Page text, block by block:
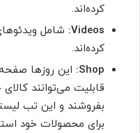
کرده‌اند.
Videos: شامل
کرده‌اند.
Shop: این روزها
قابلیت می‌توانند
بفروشند و این تب
برای محصولات خود